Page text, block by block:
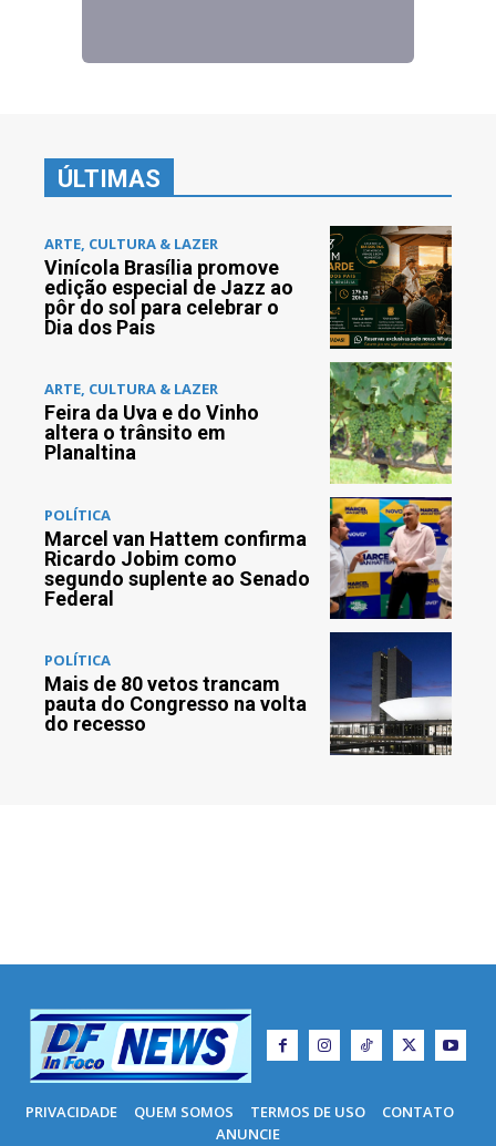
ÚLTIMAS
ARTE, CULTURA & LAZER
Vinícola Brasília promove
edição especial de Jazz ao
pôr do sol para celebrar o
Dia dos Pais
ARTE, CULTURA & LAZER
Feira da Uva e do Vinho
altera o trânsito em
Planaltina
POLÍTICA
Marcel van Hattem confirma
Ricardo Jobim como
segundo suplente ao Senado
Federal
POLÍTICA
Mais de 80 vetos trancam
pauta do Congresso na volta
do recesso
PRIVACIDADE QUEM SOMOS TERMOS DE USO
CONTATO
ANUNCIE